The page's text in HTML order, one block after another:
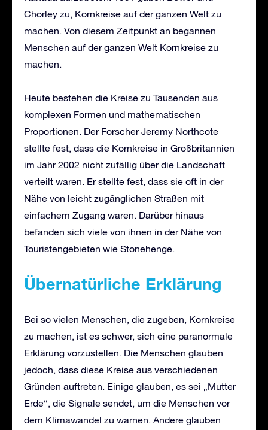
Chorley zu, Kornkreise auf der ganzen Welt zu
machen. Von diesem Zeitpunkt an begannen
Menschen auf der ganzen Welt Kornkreise zu
machen.
Heute bestehen die Kreise zu Tausenden aus
komplexen Formen und mathematischen
Proportionen. Der Forscher Jeremy Northcote
stellte fest, dass die Kornkreise in Großbritannien
im Jahr 2002 nicht zufällig über die Landschaft
verteilt waren. Er stellte fest, dass sie oft in der
Nähe von leicht zugänglichen Straßen mit
einfachem Zugang waren. Darüber hinaus
befanden sich viele von ihnen in der Nähe von
Touristengebieten wie Stonehenge.
Übernatürliche Erklärung
Bei so vielen Menschen, die zugeben, Kornkreise
zu machen, ist es schwer, sich eine paranormale
Erklärung vorzustellen. Die Menschen glauben
jedoch, dass diese Kreise aus verschiedenen
Gründen auftreten. Einige glauben, es sei „Mutter
Erde“, die Signale sendet, um die Menschen vor
dem Klimawandel zu warnen. Andere glauben